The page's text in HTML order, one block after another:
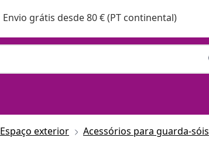
Envio grátis desde 80 € (PT continental)
Espaço exterior Acessórios para guarda-sóis